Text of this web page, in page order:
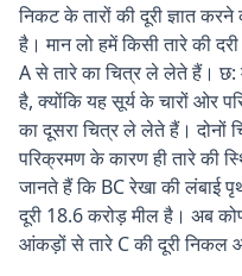
निकट के तारों की दूरी ज्ञात
है। मान लो हमें किसी तारे की
A से तारे का चित्र ले लेते हैं। छ:
है, क्योंकि यह सूर्य के चारों ओर
का दूसरा चित्र ले लेते हैं। दोनों
परिक्रमण के कारण ही तारे की
जानते हैं कि BC रेखा की लंबाई
दूरी 18.6 करोड़ मील है। अब
आंकड़ों से तारे C की दूरी निकल